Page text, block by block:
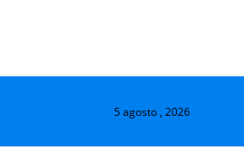
5 agosto , 2026